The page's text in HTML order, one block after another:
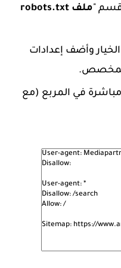
قسم "
ملف robots.txt
وأضف إعدادات
مباشرة في المربع (مع